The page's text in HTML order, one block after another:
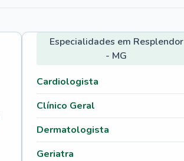
Especialidades em Resplendor
- MG
Cardiologista
Clínico Geral
Dermatologista
Geriatra